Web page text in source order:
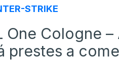
STRIKE
One Cologne
prestes a